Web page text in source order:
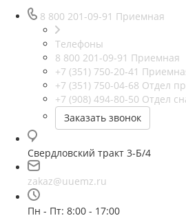
8 800 201-09-91 Приемная
Телефоны
8 800 201-09-91 Приемная
+7 (351) 750-20-41
+7 (351) 750-04-68 Отдел
+7 (908) 494-80-50 Отдел
Заказать звонок
Свердловский тракт 3-Б/4
zakaz@uuemz.ru
Пн - Пт: 8:00 - 17:00